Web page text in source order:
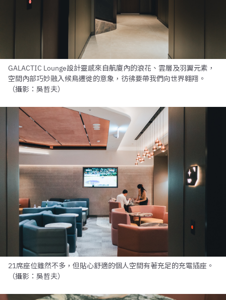
GALACTIC Lounge設計靈感來自航廈內的浪花、雲層及羽翼元素，
空間內部巧妙融入候鳥遷徙的意象，彷彿要帶我們向世界翱翔。
（攝影：吳哲夫）
21席座位雖然不多，但貼心舒適的個人空間有著充足的充電插座。
（攝影：吳哲夫）